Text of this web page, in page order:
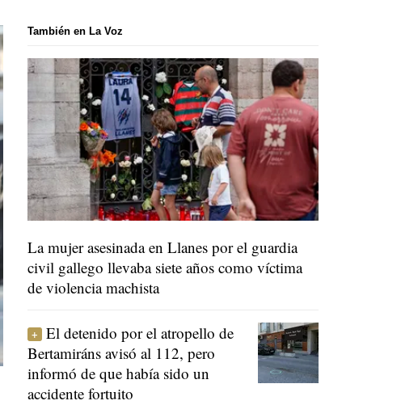
También en La Voz
La mujer asesinada en Llanes por el guardia
civil gallego llevaba siete años como víctima
de violencia machista
El detenido por el atropello de
Bertamiráns avisó al 112, pero
informó de que había sido un
accidente fortuito